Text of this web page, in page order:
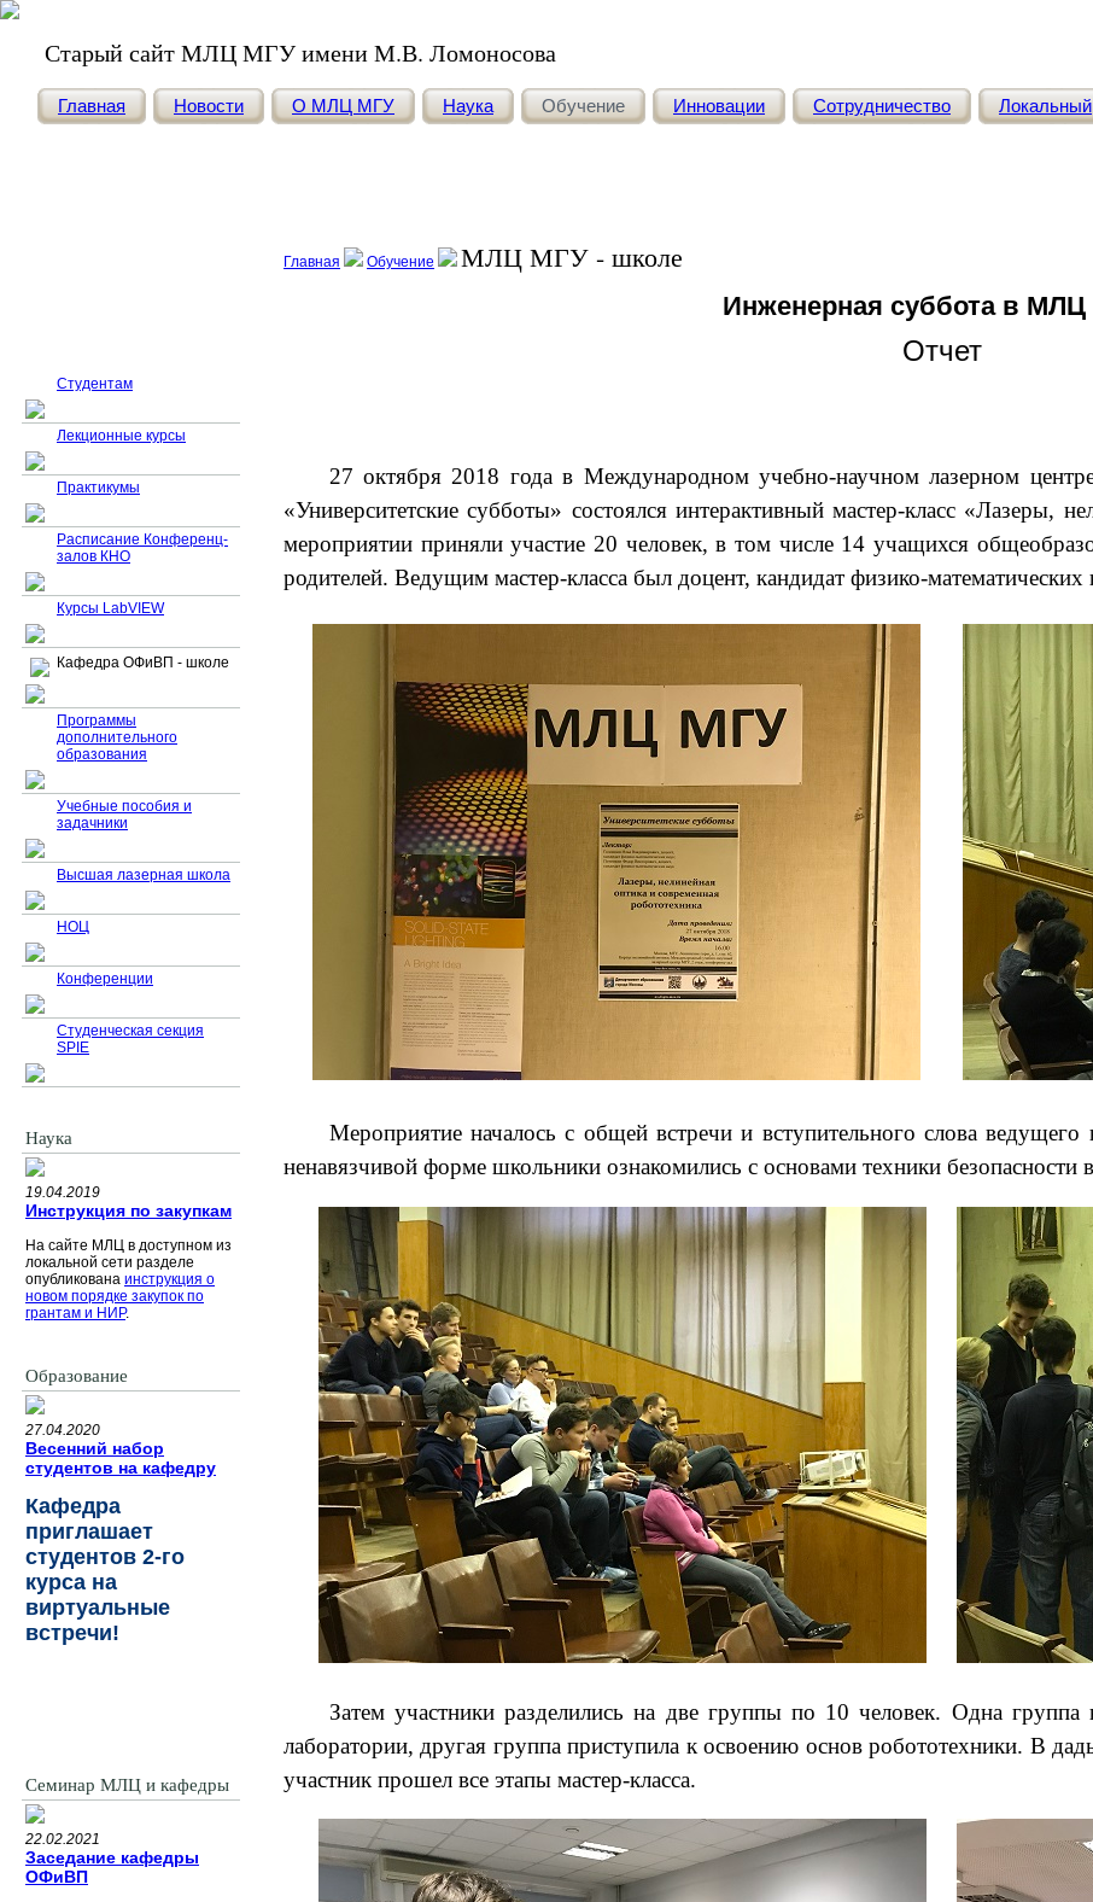
Старый сайт МЛЦ МГУ имени М.В. Ломоносова
Главная Новости О МЛЦ МГУ Наука Обучение Инновации Сотрудничество Локальный
Студентам
Лекционные курсы
Практикумы
Расписание Конференц-
залов КНО
Курсы LabVIEW
Кафедра ОФиВП - школе
Программы
дополнительного
образования
Учебные пособия и
задачники
Высшая лазерная школа
НОЦ
Конференции
Студенческая секция
SPIE
Наука
19.04.2019
Инструкция по закупкам
На сайте МЛЦ в доступном из
локальной сети разделе
опубликована инструкция о
новом порядке закупок по
грантам и НИР.
Образование
27.04.2020
Весенний набор
студентов на кафедру
Кафедра
приглашает
студентов 2-го
курса на
виртуальные
встречи!
Семинар МЛЦ и кафедры
22.02.2021
Заседание кафедры
ОФиВП
Главная Обучение МЛЦ МГУ - школе
Инженерная суббота в
Отчет
27 октября 2018 года в Международном учебно-научном лазерном
«Университетские субботы» состоялся интерактивный мастер-класс «Лазеры,
мероприятии приняли участие 20 человек, в том числе 14 учащихся
родителей. Ведущим мастер-класса был доцент, кандидат физико-
Мероприятие началось с общей встречи и вступительного слова
ненавязчивой форме школьники ознакомились с основами техники
Затем участники разделились на две группы по 10 человек. Одна группа
лаборатории, другая группа приступила к освоению основ робототехники. В
участник прошел все этапы мастер-класса.